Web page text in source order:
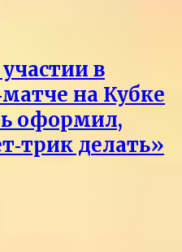
в
на Кубке
оформил,
делать»